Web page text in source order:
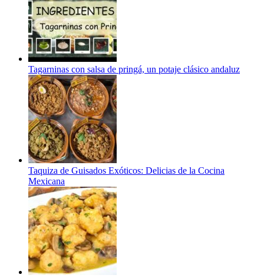
Tagarninas con salsa de pringá, un potaje clásico andaluz
Taquiza de Guisados Exóticos: Delicias de la Cocina
Mexicana